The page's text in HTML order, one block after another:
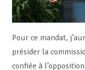
Pour ce mandat,
présider la
confiée à